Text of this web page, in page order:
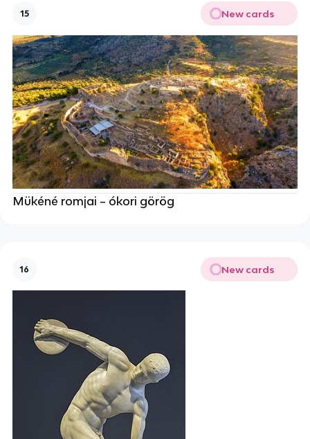
15 New cards
Mükéné romjai – ókori görög
16 New cards